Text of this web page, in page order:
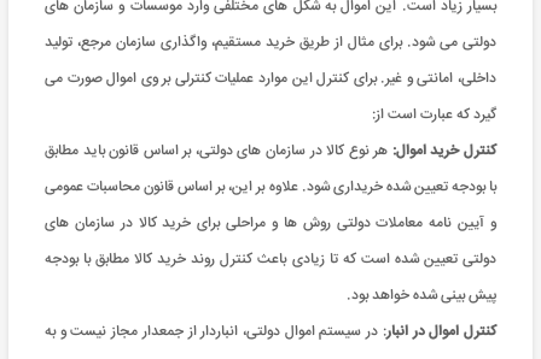
بسیار زیاد است. این اموال به شکل های مختلفی وارد موسسات و سازمان های
دولتی می شود. برای مثال از طریق خرید مستقیم، واگذاری سازمان مرجع، تولید
داخلی، امانتی و غیر. برای کنترل این موارد عملیات کنترلی بر وی اموال صورت می
گیرد که عبارت است از:
کنترل خرید اموال: هر نوع کالا در سازمان های دولتی، بر اساس قانون باید مطابق
با بودجه تعیین شده خریداری شود. علاوه بر این، بر اساس قانون محاسبات عمومی
و آیین نامه معاملات دولتی روش ها و مراحلی برای خرید کالا در سازمان های
دولتی تعیین شده است که تا زیادی باعث کنترل روند خرید کالا مطابق با بودجه
پیش بینی شده خواهد بود.
کنترل اموال در انبار: در سیستم اموال دولتی، انباردار از جمعدار مجاز نیست و به